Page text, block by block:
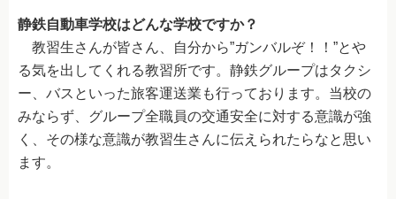
採用情報
個人情報保護方針
情報セキュリティ基本方針
静鉄自動車学校はどんな学校ですか？
教習生さんが皆さん、自分から”ガンバルぞ！！”とや
る気を出してくれる教習所です。静鉄グループはタクシ
ー、バスといった旅客運送業も行っております。当校の
みならず、グループ全職員の交通安全に対する意識が強
く、その様な意識が教習生さんに伝えられたらなと思い
ます。